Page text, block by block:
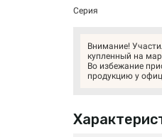
Серия
Внимание!
купленный на
Во избежание
продукцию у